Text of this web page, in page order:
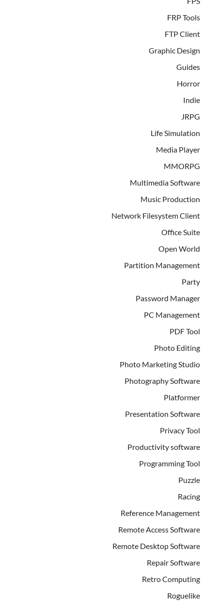
FRP Tools
FTP Client
Graphic Design
Guides
Horror
Indie
JRPG
Life Simulation
Media Player
MMORPG
Multimedia Software
Music Production
Network Filesystem Client
Office Suite
Open World
Partition Management
Party
Password Manager
PC Management
PDF Tool
Photo Editing
Photo Marketing Studio
Photography Software
Platformer
Presentation Software
Privacy Tool
Productivity software
Programming Tool
Puzzle
Racing
Reference Management
Remote Access Software
Remote Desktop Software
Repair Software
Retro Computing
Roguelike